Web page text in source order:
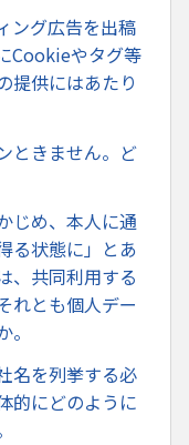
ング広告を出稿
Cookieやタグ等
提供にはあたり
ときません。ど
じめ、本人に通
る状態に」とあ
、共同利用する
れとも個人デー
名を列挙する必
的にどのように